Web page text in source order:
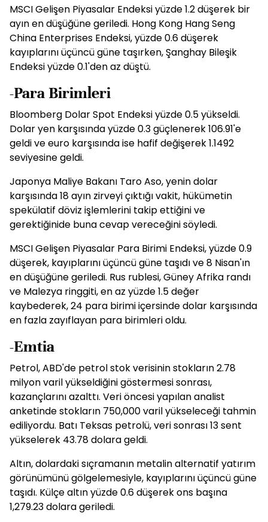
MSCI Gelişen Piyasalar Endeksi yüzde 1.2 düşerek bir
ayın en düşüğüne geriledi. Hong Kong Hang Seng
China Enterprises Endeksi, yüzde 0.6 düşerek
kayıplarını üçüncü güne taşırken, Şanghay Bileşik
Endeksi yüzde 0.1'den az düştü.
-Para Birimleri
Bloomberg Dolar Spot Endeksi yüzde 0.5 yükseldi.
Dolar yen karşısında yüzde 0.3 güçlenerek 106.91'e
geldi ve euro karşısında ise hafif değişerek 1.1492
seviyesine geldi.
Japonya Maliye Bakanı Taro Aso, yenin dolar
karşısında 18 ayın zirveyi çıktığı vakit, hükümetin
spekülatif döviz işlemlerini takip ettiğini ve
gerektiğinide buna cevap vereceğini söyledi.
MSCI Gelişen Piyasalar Para Birimi Endeksi, yüzde 0.9
düşerek, kayıplarını üçüncü güne taşıdı ve 8 Nisan'ın
en düşüğüne geriledi. Rus rublesi, Güney Afrika randı
ve Malezya ringgiti, en az yüzde 1.5 değer
kaybederek, 24 para birimi içersinde dolar karşısında
en fazla zayıflayan para birimleri oldu.
-Emtia
Petrol, ABD'de petrol stok verisinin stokların 2.78
milyon varil yükseldiğini göstermesi sonrası,
kazançlarını azalttı. Veri öncesi yapılan analist
anketinde stokların 750,000 varil yükseleceği tahmin
ediliyordu. Batı Teksas petrolü, veri sonrası 13 sent
yükselerek 43.78 dolara geldi.
Altın, dolardaki sıçramanın metalin alternatif yatırım
görünümünü gölgelemesiyle, kayıplarını üçüncü güne
taşıdı. Külçe altın yüzde 0.6 düşerek ons başına
1,279.23 dolara geriledi.